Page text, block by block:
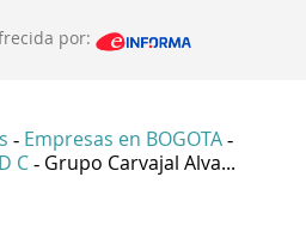
por:
- Empresas en BOGOTA -
C - Grupo Carvajal Alva...